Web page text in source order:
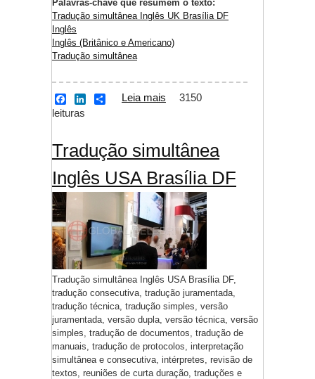
Palavras-chave que resumem o texto:
Tradução simultânea Inglês UK Brasília DF
Inglês
Inglês (Britânico e Americano)
Tradução simultânea
a
c
o
k
e
d
n
e
Leia mais sobre Tradução
3150
leituras
Tradução simultânea
Inglês USA Brasília DF
Tradução simultânea Inglês USA Brasília DF,
tradução consecutiva, tradução juramentada,
tradução técnica, tradução simples, versão
juramentada, versão dupla, versão técnica, versão
simples, tradução de documentos, tradução de
manuais, tradução de protocolos, interpretação
simultânea e consecutiva, intérpretes, revisão de
textos, reuniões de curta duração, traduções e